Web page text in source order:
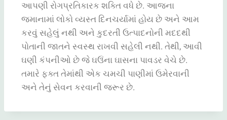
આપણી રોગપ્રતિકારક શક્તિ વધે છે. આજના
જમાનામાં લોકો વ્યસ્ત દિનચર્યામાં હોય છે અને આમ
કરવું સહેલું નથી અને કુદરતી ઉત્પાદનોની મદદથી
પોતાની જાતને સ્વસ્થ રાખવી સહેલી નથી. તેથી, આવી
ઘણી કંપનીઓ છે જે ઘઉંના ઘાસના પાવડર વેચે છે.
તમારે ફક્ત તેમાંથી એક ચમચી પાણીમાં ઉમેરવાની
અને તેનું સેવન કરવાની જરૂર છે.